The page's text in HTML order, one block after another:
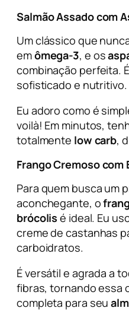
Salmão Assado com
Um clássico que
emômega-3, e os
combinação perfeita.
sofisticado e nutritivo.
Eu adoro como é
voilà! Em minutos,
totalmente low carb,
Frango Cremoso com
Para quem busca um
aconchegante, o
brócolis é ideal. Eu
creme de castanhas
carboidratos.
É versátil e agrada a
fibras, tornando essa
completa para seu